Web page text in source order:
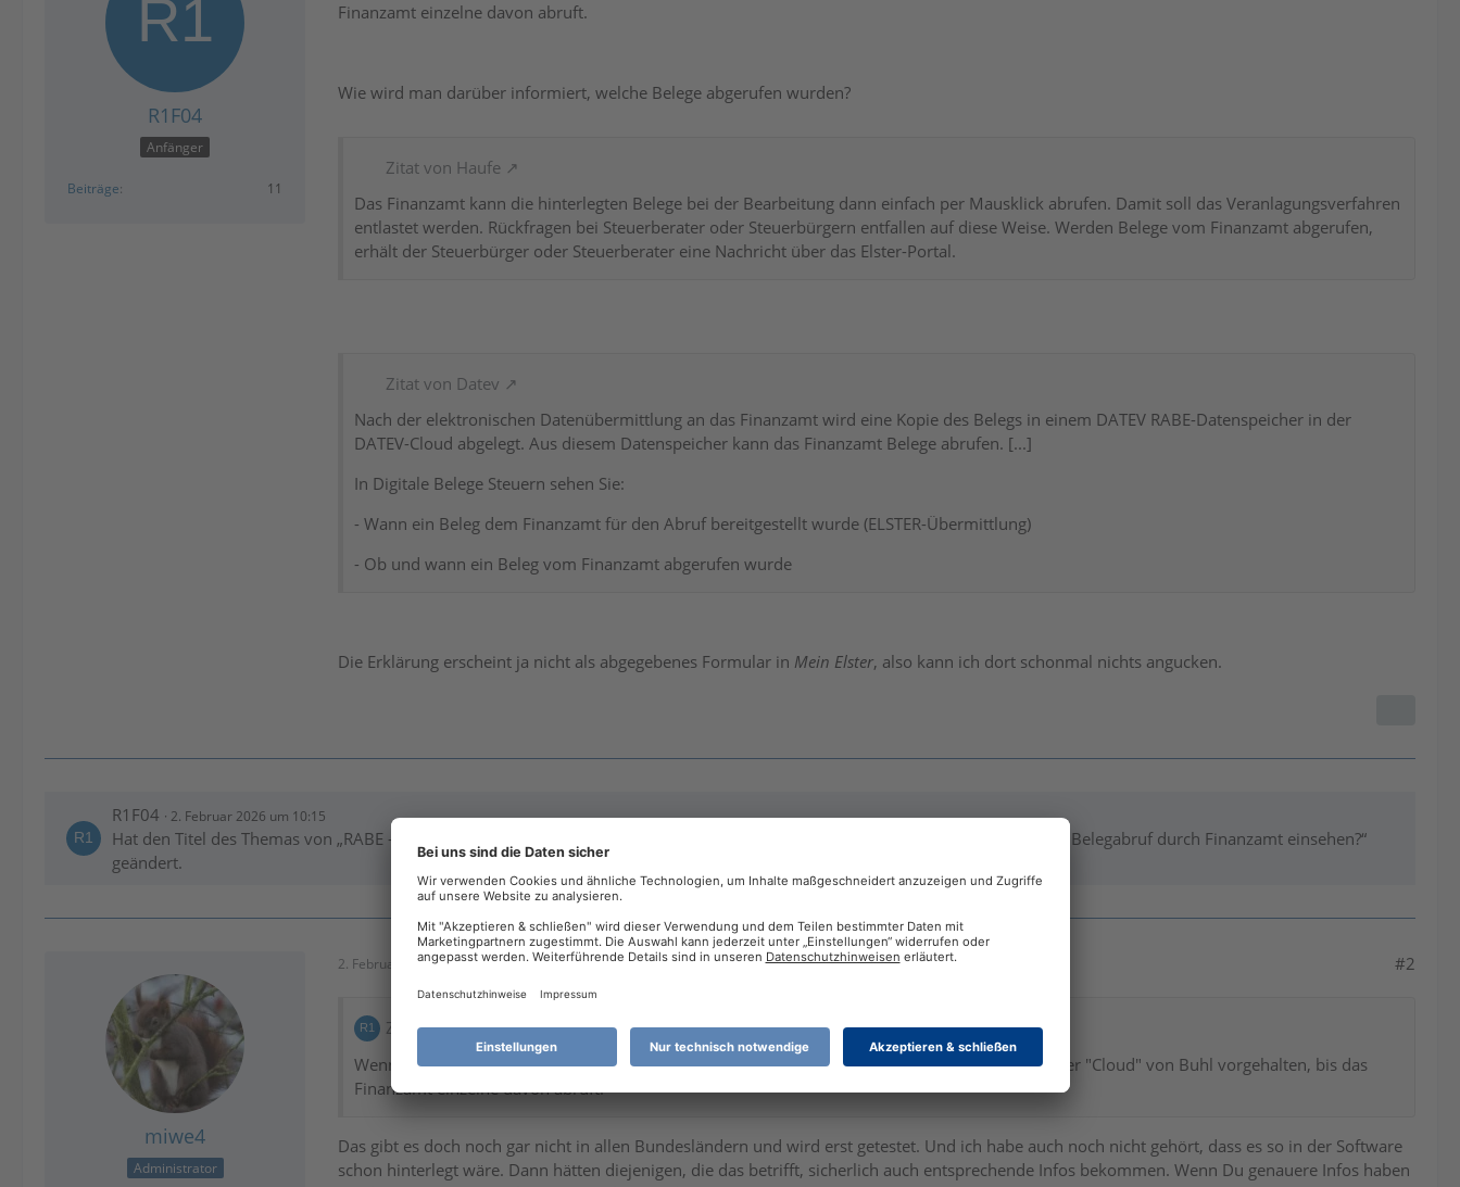
R1F04
Anfänger
Beiträge 11
Finanzamt einzelne davon abruft.
Wie wird man darüber informiert, welche Belege abgerufen wurden?
Zitat von Haufe
Das Finanzamt kann die hinterlegten Belege bei der Bearbeitung dann einfach per Mausklick abrufen. Damit soll das Veranlagungsverfahren
entlastet werden. Rückfragen bei Steuerberater oder Steuerbürgern entfallen auf diese Weise. Werden Belege vom Finanzamt abgerufen,
erhält der Steuerbürger oder Steuerberater eine Nachricht über das Elster-Portal.
Zitat von Datev
Nach der elektronischen Datenübermittlung an das Finanzamt wird eine Kopie des Belegs in einem DATEV RABE-Datenspeicher in der
DATEV-Cloud abgelegt. Aus diesem Datenspeicher kann das Finanzamt Belege abrufen. [...]
In Digitale Belege Steuern sehen Sie:
- Wann ein Beleg dem Finanzamt für den Abruf bereitgestellt wurde (ELSTER-Übermittlung)
- Ob und wann ein Beleg vom Finanzamt abgerufen wurde
Die Erklärung erscheint ja nicht als abgegebenes Formular in Mein Elster, also kann ich dort schonmal nichts angucken.
R1F04 2. Februar 2026 um 10:15
Hat den Titel des Themas von „RABE - Wie Informationen zum Belegabruf durch Finanzamt?“ zu „RABE - Wie Informationen zum Belegabruf durch Finanzamt einsehen?“
geändert.
miwe4
Administrator
2. Februar 2026 um 12:37 Offizieller Beitrag #2
Zitat von R1F04
Wenn man einen referenzierten Beleg mit abgibt über ELSTER, dann werden die Belege ja in einer "Cloud" von Buhl vorgehalten, bis das
Finanzamt einzelne davon abruft.
Das gibt es doch noch gar nicht in allen Bundesländern und wird erst getestet. Und ich habe auch noch nicht gehört, dass es so in der Software
schon hinterlegt wäre. Dann hätten diejenigen, die das betrifft, sicherlich auch entsprechende Infos bekommen. Wenn Du genauere Infos haben